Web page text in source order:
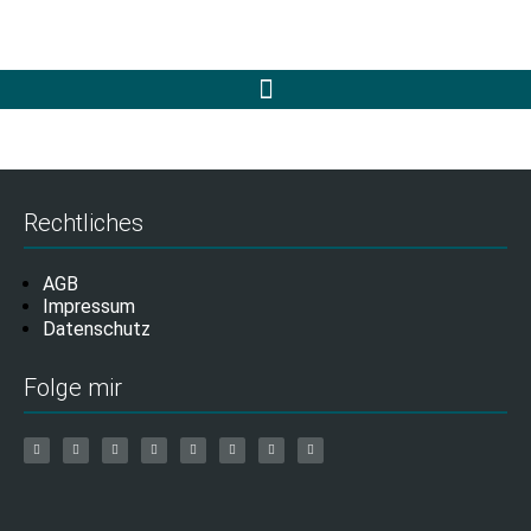
Rechtliches
AGB
Impressum
Datenschutz
Folge mir